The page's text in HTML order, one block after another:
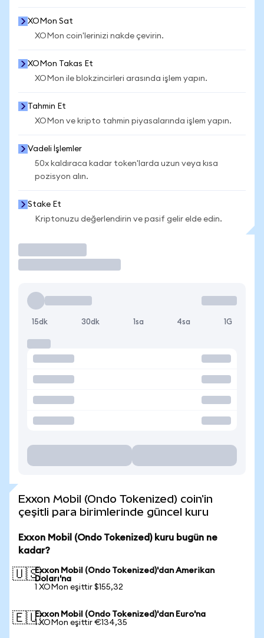
XOMon Sat
XOMon coin'lerinizi nakde çevirin.
XOMon Takas Et
XOMon ile blokzincirleri arasında işlem yapın.
Tahmin Et
XOMon ve kripto tahmin piyasalarında işlem yapın.
Vadeli İşlemler
50x kaldıraca kadar token'larda uzun veya kısa
pozisyon alın.
Stake Et
Kriptonuzu değerlendirin ve pasif gelir elde edin.
15dk 30dk 1sa 4sa 1G
Exxon Mobil (Ondo Tokenized) coin'in
çeşitli para birimlerinde güncel kuru
Exxon Mobil (Ondo Tokenized) kuru bugün ne
kadar?
🇺🇸Exxon Mobil (Ondo Tokenized)'dan Amerikan
Doları'na
1 XOMon eşittir $155,32
🇪🇺Exxon Mobil (Ondo Tokenized)'dan Euro'na
1 XOMon eşittir €134,35